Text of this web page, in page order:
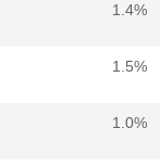
1.4%
1.5%
1.0%